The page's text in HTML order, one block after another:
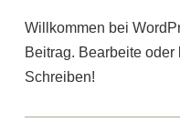
Willkommen bei
Beitrag. Bearbeite
Schreiben!